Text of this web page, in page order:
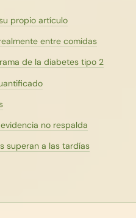
propio artículo
entre comidas
de la diabetes tipo 2
no respalda
superan a las tardías